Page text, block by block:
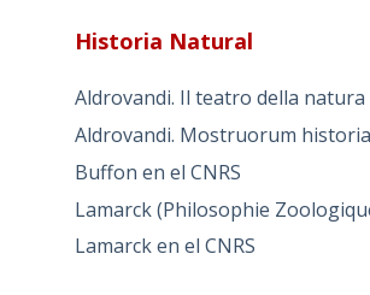
Historia Natural
Aldrovandi. Il teatro della natura
Aldrovandi. Mostruorum historia
Buffon en el CNRS
Lamarck (Philosophie
Lamarck en el CNRS